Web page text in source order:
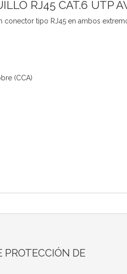
RJ45 CAT.6 UTP
conector tipo RJ45 en ambos
(CCA)
PROTECCIÓN DE